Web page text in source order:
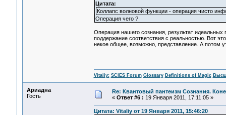
Цитата:
Коллапс волновой функции - операция чисто
Операция чего ?
Операция нашего сознания, результат
поддержание соответствия с реальностью. Вот
некое общее, возможно, представление. А потом
Vitaliy: SCIES Forum Glossary Definitions of Magic
Ариадна
Гость
Re: Квантовый пантеизм Сознания.
« Ответ #6 : 19 Января 2011, 17:11:05 »
Цитата: Vitaliy от 19 Января 2011, 15:46:20